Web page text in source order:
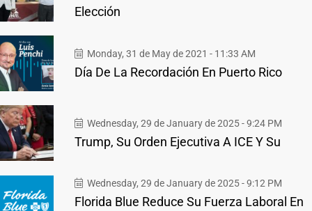
Elección
Monday, 31 de May de 2021 - 11:33 AM
Día De La Recordación En Puerto Rico
Wednesday, 29 de January de 2025 - 9:24 PM
Trump, Su Orden Ejecutiva A ICE Y Su
Wednesday, 29 de January de 2025 - 9:12 PM
Florida Blue Reduce Su Fuerza Laboral En